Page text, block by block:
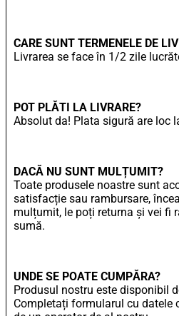
CARE SUNT TERMENELE DE
Livrarea se face în 1/2 zile
POT PLĂTI LA LIVRARE?
Absolut da! Plata sigură are loc
DACĂ NU SUNT MULȚUMIT?
Toate produsele noastre sunt
satisfacție sau rambursare,
mulțumit, le poți returna și vei fi
sumă.
UNDE SE POATE CUMPĂRA?
Produsul nostru este disponibil
Completați formularul cu datele